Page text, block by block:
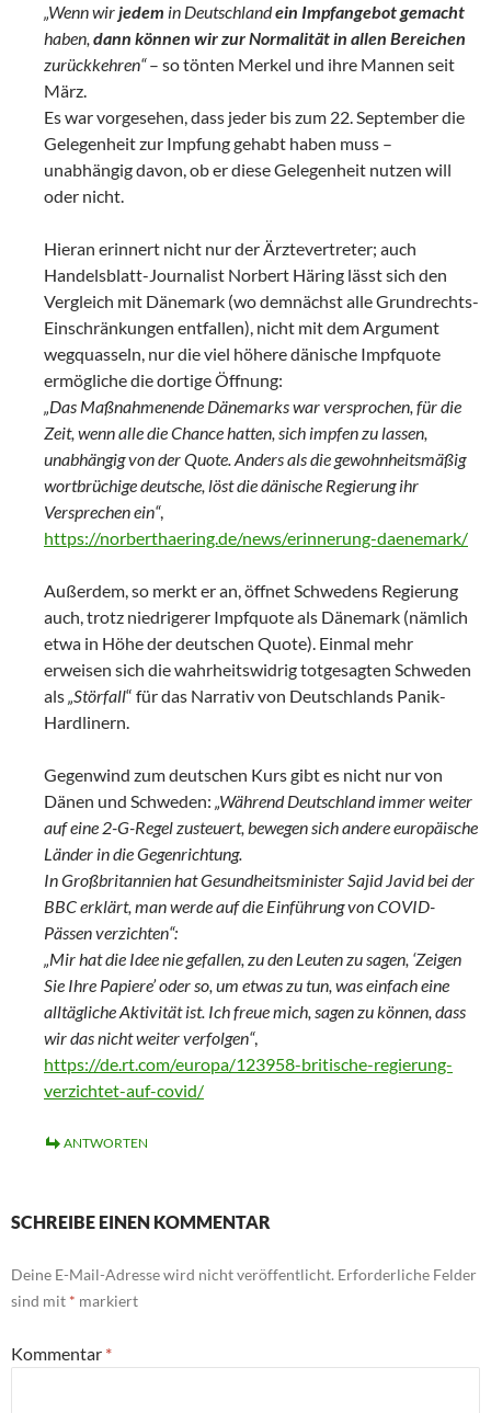
„Wenn wirjedem in Deutschlandein Impfangebot gemacht
haben, dann können wir zur Normalität in allen Bereichen
zurückkehren“– so tönten Merkel und ihre Mannen seit
März.
Es war vorgesehen, dass jeder bis zum 22. September die
Gelegenheit zur Impfung gehabt haben muss –
unabhängig davon, ob er diese Gelegenheit nutzen will
oder nicht.
Hieran erinnert nicht nur der Ärztevertreter; auch
Handelsblatt-Journalist Norbert Häring lässt sich den
Vergleich mit Dänemark (wo demnächst alle Grundrechts-
Einschränkungen entfallen), nicht mit dem Argument
wegquasseln, nur die viel höhere dänische Impfquote
ermögliche die dortige Öffnung:
„Das Maßnahmenende Dänemarks war versprochen, für die
Zeit, wenn alle die Chance hatten, sich impfen zu lassen,
unabhängig von der Quote. Anders als die gewohnheitsmäßig
wortbrüchige deutsche, löst die dänische Regierung ihr
Versprechen ein“,
https://norberthaering.de/news/erinnerung-daenemark/
Außerdem, so merkt er an, öffnet Schwedens Regierung
auch, trotz niedrigerer Impfquote als Dänemark (nämlich
etwa in Höhe der deutschen Quote). Einmal mehr
erweisen sich die wahrheitswidrig totgesagten Schweden
als„Störfall“ für das Narrativ von Deutschlands Panik-
Hardlinern.
Gegenwind zum deutschen Kurs gibt es nicht nur von
Dänen und Schweden: „Während Deutschland immer weiter
auf eine 2-G-Regel zusteuert, bewegen sich andere europäische
Länder in die Gegenrichtung.
In Großbritannien hat Gesundheitsminister Sajid Javid bei der
BBC erklärt, man werde auf die Einführung von COVID-
Pässen verzichten“:
„Mir hat die Idee nie gefallen, zu den Leuten zu sagen, ‘Zeigen
Sie Ihre Papiere’ oder so, um etwas zu tun, was einfach eine
alltägliche Aktivität ist. Ich freue mich, sagen zu können, dass
wir das nicht weiter verfolgen“,
https://de.rt.com/europa/123958-britische-regierung-
verzichtet-auf-covid/
ANTWORTEN
SCHREIBE EINEN KOMMENTAR
Deine E-Mail-Adresse wird nicht veröffentlicht. Erforderliche Felder
sind mit * markiert
Kommentar *